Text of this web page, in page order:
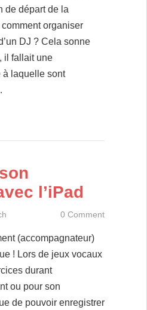
de départ de la
organiser
DJ ? Cela sonne
il fallait une
à laquelle sont
l’iPad
0 Comment
(accompagnateur)
! Lors de jeux vocaux
durant
ou pour son
de pouvoir enregistrer